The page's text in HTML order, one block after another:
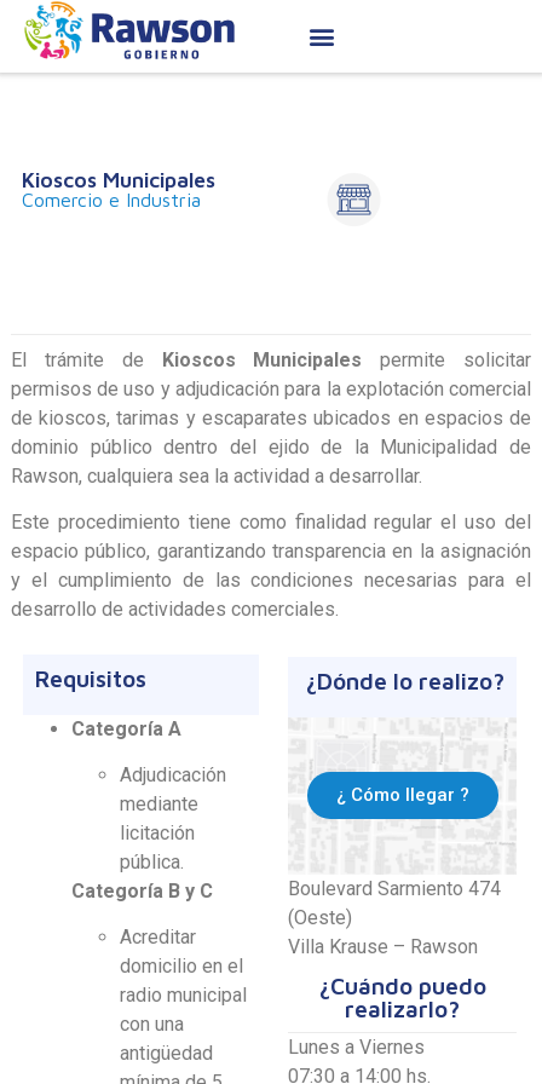
Kioscos Municipales
Comercio e Industria
El trámite de Kioscos Municipales permite solicitar
permisos de uso y adjudicación para la explotación comercial
de kioscos, tarimas y escaparates ubicados en espacios de
dominio público dentro del ejido de la Municipalidad de
Rawson, cualquiera sea la actividad a desarrollar.
Este procedimiento tiene como finalidad regular el uso del
espacio público, garantizando transparencia en la asignación
y el cumplimiento de las condiciones necesarias para el
desarrollo de actividades comerciales.
Requisitos
Categoría A
Adjudicación
mediante
licitación
pública.
Categoría B y C
Acreditar
domicilio en el
radio municipal
con una
antigüedad
¿Dónde lo realizo?
¿ Cómo llegar ?
Boulevard Sarmiento 474
(Oeste)
Villa Krause – Rawson
¿Cuándo puedo
realizarlo?
Lunes a Viernes
07:30 a 14:00 hs.